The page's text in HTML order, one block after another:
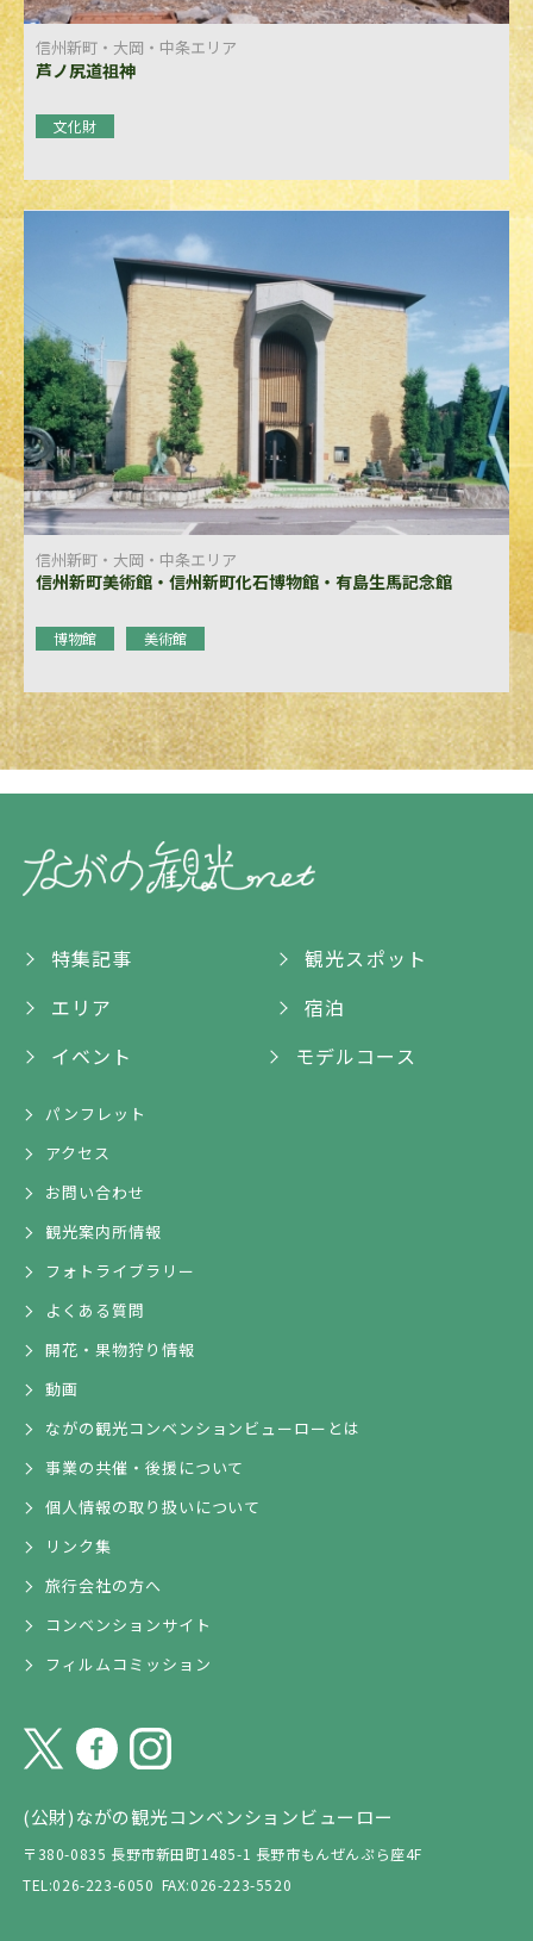
信州新町・大岡・中条エリア
芦ノ尻道祖神
文化財
信州新町・大岡・中条エリア
信州新町美術館・信州新町化石博物館・有島生馬記念館
博物館 美術館
(公財)ながの観光コンベンションビューロー
〒380-0835 長野市新田町1485-1 長野市もんぜんぷら座4F
TEL:026-223-6050 FAX:026-223-5520
特集記事
観光スポット
エリア
宿泊
イベント
モデルコース
パンフレット
アクセス
お問い合わせ
観光案内所情報
フォトライブラリー
よくある質問
開花・果物狩り情報
動画
ながの観光コンベンションビューローとは
事業の共催・後援について
個人情報の取り扱いについて
リンク集
旅行会社の方へ
コンベンションサイト
フィルムコミッション